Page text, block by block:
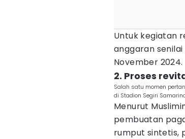
Untuk kegiatan
anggaran
November 2024.
2. Proses
Salah satu momen
di Stadion Segiri
Menurut
pembuatan
rumput sintetis,